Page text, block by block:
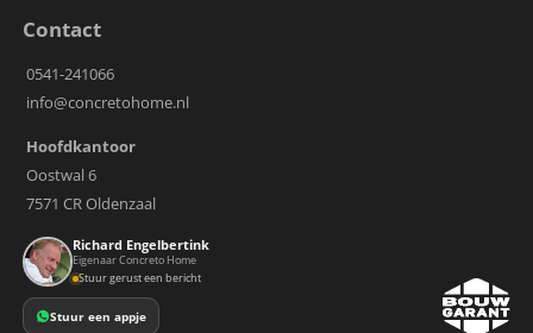
Contact
0541-241066
info@concretohome.nl
Hoofdkantoor
Oostwal 6
7571 CR Oldenzaal
Richard Engelbertink
Eigenaar Concreto Home
Stuur gerust een bericht
Stuur een appje